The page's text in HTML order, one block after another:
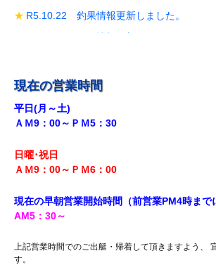
R5.10.22 釣果情報更新しました。
R5.9.28 釣果情報更新しました。
R5.9.18釣果情報更新しました。
R5.8.12 釣果情報更新しました。
R5.7.27 釣果情報更新しました。
R5.7.16 釣果情報更新しました。
現在の営業時間
平日(月～土)
ＡＭ9：00～ＰＭ5：30
日曜･祝日
ＡＭ9：00～ＰＭ6 ：00
現在の早朝営業開始時間（前営業PM4時まで
AM5 ：30～
上記営業時間でのご出艇・帰着して頂きますよう、
す。